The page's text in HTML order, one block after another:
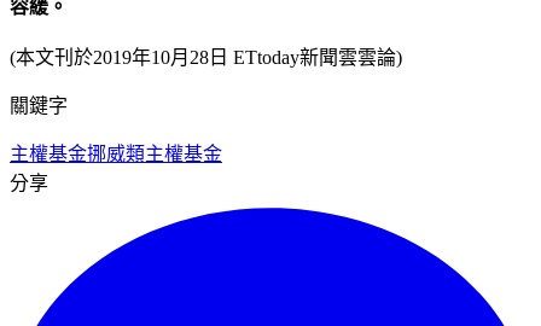
容緩。
(本文刊於2019年10月28日 ETtoday新聞雲雲論)
關鍵字
主權基金挪威類主權基金
分享